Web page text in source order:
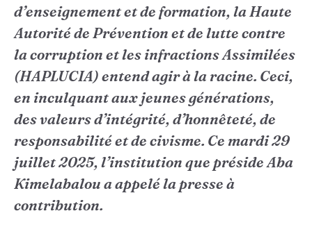
d’enseignement et de formation, la Haute
Autorité de Prévention et de lutte contre
la corruption et les infractions Assimilées
(HAPLUCIA) entend agir à la racine. Ceci,
en inculquant aux jeunes générations,
des valeurs d’intégrité, d’honnêteté, de
responsabilité et de civisme. Ce mardi 29
juillet 2025, l’institution que préside Aba
Kimelabalou a appelé la presse à
contribution.